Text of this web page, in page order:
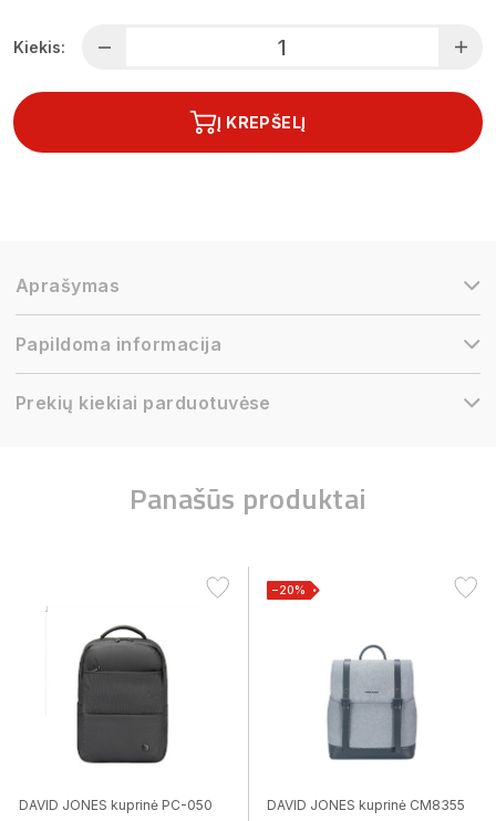
Kiekis:
Į KREPŠELĮ
Aprašymas
Papildoma informacija
Prekių kiekiai parduotuvėse
Panašūs produktai
DAVID JONES kuprinė PC-050
−20%
DAVID JONES kuprinė CM8355